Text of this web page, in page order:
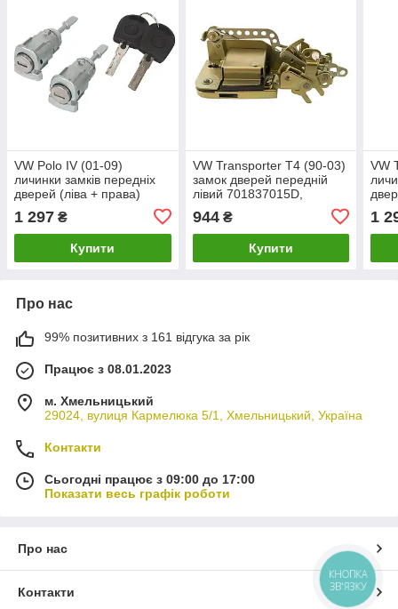
VW Polo IV (01-09)
личинки замків передніх
дверей (ліва + права)
Поло 4
1 297 ₴
Купити
VW Transporter T4 (90-03)
замок дверей передній
лівий 701837015D,
Фольцваген Транспортер
Т4
944₴
Купити
VW
1
Про нас
99% позитивних з 161 відгука за рік
Працює з 08.01.2023
м. Хмельницький
29024, вулиця Кармелюка 5/1, Хмельницький, Україна
Контакти
Сьогодні працює з 09:00 до 17:00
Показати весь графік роботи
Про нас
Контакти
КНОПКА
ЗВ'ЯЗКУ